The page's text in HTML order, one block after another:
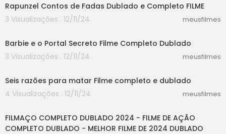
Rapunzel Contos de Fadas Dublado e Completo FILME
3 Visualizações . 12/11/24
meusfilmes
Barbie e o Portal Secreto Filme Completo Dublado
3 Visualizações . 12/11/24
meusfilmes
Seis razões para matar Filme completo e dublado
4 Visualizações . 12/11/24
meusfilmes
FILMAÇO COMPLETO DUBLADO 2024 - FILME DE AÇÃO
COMPLETO DUBLADO - MELHOR FILME DE 2024 DUBLADO